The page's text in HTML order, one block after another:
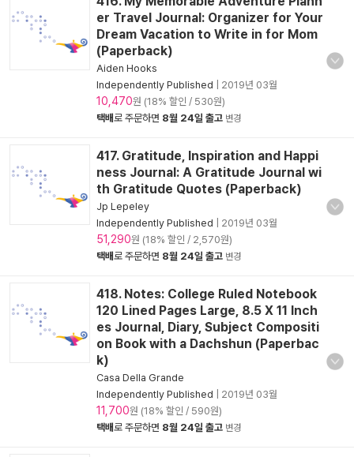
er Travel Journal: Organizer for Your
Dream Vacation to Write in for Mom
(Paperback)
Aiden Hooks
Independently Published
2019년 03월
10,470원 (18% 할인 / 530원)
택배로 주문하면 8월 24일 출고 변경
417. Gratitude, Inspiration and Happi
ness Journal: A Gratitude Journal wi
th Gratitude Quotes (Paperback)
Jp Lepeley
Independently Published
2019년 03월
51,290원 (18% 할인 / 2,570원)
택배로 주문하면 8월 24일 출고 변경
418. Notes: College Ruled Notebook
120 Lined Pages Large, 8.5 X 11 Inch
es Journal, Diary, Subject Compositi
on Book with a Dachshun (Paperbac
k)
Casa Della Grande
Independently Published
2019년 03월
11,700원 (18% 할인 / 590원)
택배로 주문하면 8월 24일 출고 변경